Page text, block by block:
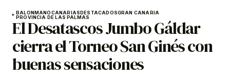
BALONMANOCANARIASDESTACADOSGRAN CANARIA
PROVINCIA DE LAS PALMAS
El Desatascos Jumbo Gáldar
cierra el Torneo San Ginés con
buenas sensaciones